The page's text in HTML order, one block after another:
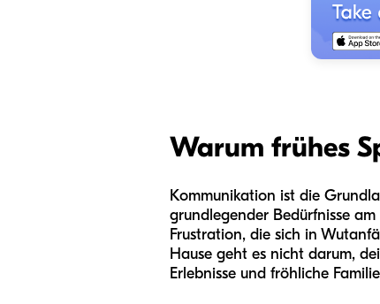
Warum frühes
Kommunikation ist die
grundlegender Bedürfnisse
Frustration, die sich in
Hause geht es nicht darum,
Erlebnisse und fröhliche